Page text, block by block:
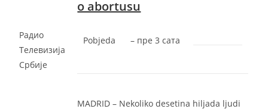
Радио
Телевизија
Србије
o abortusu
Pobjeda – ‎пре 3 сата‎
MADRID – Nekoliko desetina hiljada ljudi